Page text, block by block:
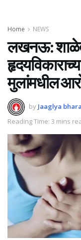
Home NEWS
लखनऊ: शाळेत
मुलांमधील
by Jaaglya
Reading Time: 3 mins